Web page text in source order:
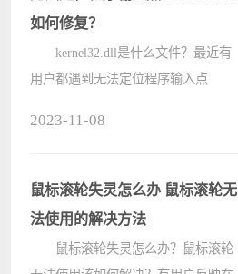
体的????
如何修复？
kernel32.dll是什么文件？最近有
用户都遇到无法定位程序输入点
法。 一、kernel32.dll是????
2023-11-08
鼠标滚轮失灵怎么办 鼠标滚轮无
法使用的解决方法
鼠标滚轮失灵怎么办？鼠标滚轮